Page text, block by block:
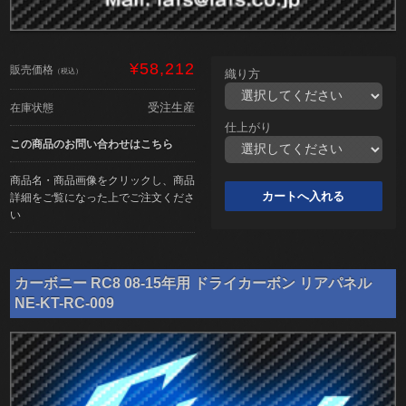
販売価格 （税込） ¥58,212
在庫状態 受注生産
この商品のお問い合わせはこちら
商品名・商品画像をクリックし、商品
詳細をご覧になった上でご注文くださ
い
織り方
仕上がり
カーボニー RC8 08-15年用 ドライカーボン リアパネル
NE-KT-RC-009